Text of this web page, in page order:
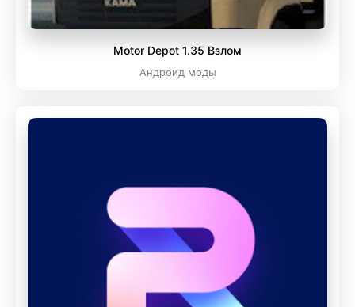
Motor Depot 1.35 Взлом
Андроид моды